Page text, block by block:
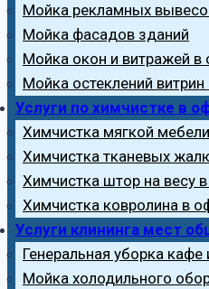
Мойка рекламных
Мойка фасадов зданий
Мойка окон и витражей в
Мойка остеклений
Услуги по химчистке в
Химчистка мягкой
Химчистка тканевых
Химчистка штор на весу
Химчистка ковролина в
Услуги клининга мест
Генеральная уборка
Мойка холодильного